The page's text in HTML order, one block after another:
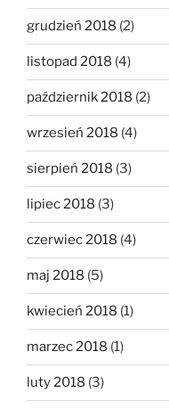
grudzień 2018 (2)
listopad 2018 (4)
październik 2018 (2)
wrzesień 2018 (4)
sierpień 2018 (3)
lipiec 2018 (3)
czerwiec 2018 (4)
maj 2018 (5)
kwiecień 2018 (1)
marzec 2018 (1)
luty 2018 (3)